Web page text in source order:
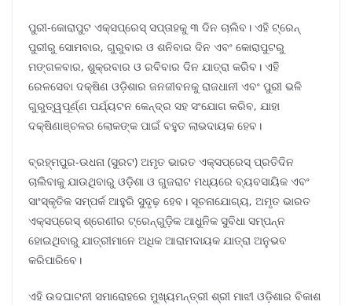
ପୁରୀ-କୋରାପୁଟ ଏକ୍ସପ୍ରେସ୍ ସପ୍ତାହକୁ ୩ ଦିନ ଚାଲିବ। ଏହି ଟ୍ରେନ୍
ପୁରୀରୁ ସୋମବାର, ଗୁରୁବାର ଓ ଶନିବାର ଦିନ ଏବଂ କୋରାପୁଟରୁ
ମଙ୍ଗଳବାର, ଶୁକ୍ରବାର ଓ ରବିବାର ଦିନ ଯାତ୍ରା କରିବ। ଏହି
ରେଳସେବା ଦକ୍ଷିଣ ଓଡ଼ିଶାର ଜନଜୀବନକୁ ରାଜଧାନୀ ଏବଂ ପୁରୀ ଭଳି
ଗୁରୁତ୍ୱପୂର୍ଣ୍ଣ ପର୍ଯ୍ୟଟନ କେନ୍ଦ୍ର ସହ ସଂଯୋଗ କରିବ, ଯାହା
ଦକ୍ଷିଣାଞ୍ଚଳର ଲୋକଙ୍କ ପାଇଁ ବହୁତ ଲାଭଦାୟକ ହେବ।
ବ୍ରହ୍ମପୁର-ଉଧନା (ସୁରଟ) ଅମୃତ ଭାରତ ଏକ୍ସପ୍ରେସ୍ ପ୍ରତିଦିନ
ଚାଲିବାକୁ ଯାଉଥିବାରୁ ଓଡ଼ିଶା ଓ ଗୁଜରାଟ ମଧ୍ୟରେ ବ୍ୟବସାୟିକ ଏବଂ
ସାଂସ୍କୃତିକ ସମ୍ପର୍କ ଆହୁରି ସୁଦୃଢ଼ ହେବ। ସୂଚନାଯୋଗ୍ୟ, ଅମୃତ ଭାରତ
ଏକ୍ସପ୍ରେସ୍ ଶ୍ରେଣୀର ଟ୍ରେନ୍ଗୁଡ଼ିକ ଆଧୁନିକ ସୁବିଧା ସମ୍ପନ୍ନ
ହୋଇଥିବାରୁ ଯାତ୍ରୀମାନେ ଅଧିକ ଆରାମଦାୟକ ଯାତ୍ରା ଅନୁଭବ
କରିପାରିବେ।
ଏହି ଉଦଘାଟନୀ ସମାରୋହରେ ମୁଖ୍ୟମନ୍ତ୍ରୀ ଶ୍ରୀ ମାଝୀ ଓଡ଼ିଶାର ବିକାଶ